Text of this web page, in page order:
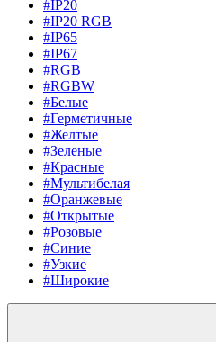
#IP20
#IP20 RGB
#IP65
#IP67
#RGB
#RGBW
#Белые
#Герметичные
#Желтые
#Зеленые
#Красные
#Мультибелая
#Оранжевые
#Открытые
#Розовые
#Синие
#Узкие
#Широкие